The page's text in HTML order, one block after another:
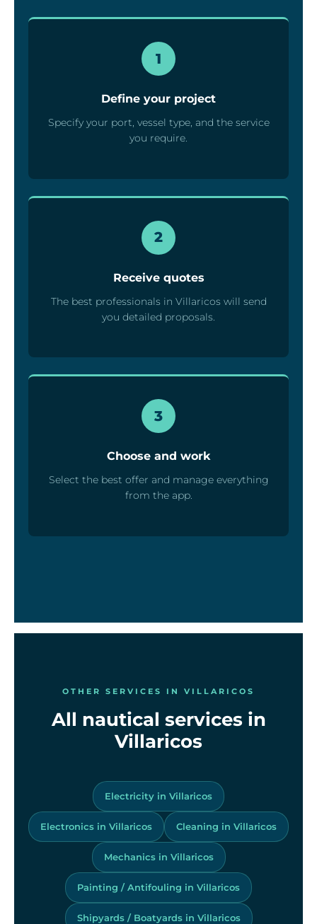
1
Define your project
Specify your port, vessel type, and the service
you require.
2
Receive quotes
The best professionals in Villaricos will send
you detailed proposals.
3
Choose and work
Select the best offer and manage everything
from the app.
OTHER SERVICES IN VILLARICOS
All nautical services in
Villaricos
Electricity in Villaricos
Electronics in Villaricos Cleaning in Villaricos
Mechanics in Villaricos
Painting / Antifouling in Villaricos
Shipyards / Boatyards in Villaricos